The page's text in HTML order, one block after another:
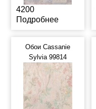
4200
Подробнее
Обои Cassanie
Sylvia 99814